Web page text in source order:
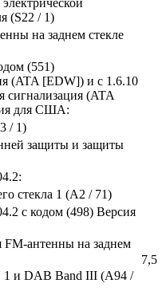
(S22 / 1)
на заднем стекле
7,5
(551)
(ATA [EDW]) и с 1.6.10
сигнализация (ATA
для США:
/ 1)
защиты и защиты
стекла 1 (A2 / 71)
с кодом (498) Версия
антенны на заднем
и DAB Band III (A94 /